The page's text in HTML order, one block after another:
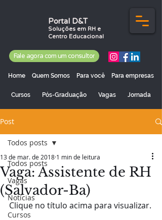
Portal D&T
Soluções em RH e
Centro Educacional
Fale agora com um consultor
Home Quem Somos Para você Para empresas
Cursos Pós-Graduação Vagas Jornada
Post
Todos posts
Vagas
Notícias
Cursos
Todos posts
Vaga: Assistente de RH
(Salvador-Ba)
13 de mar. de 2018 1 min de leitura
Clique no título acima para visualizar.